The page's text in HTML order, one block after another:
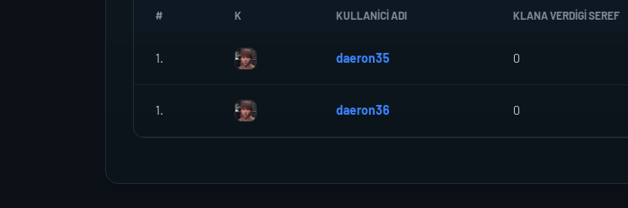
# K KULLANICI ADI KLANA VERDIGI SEREF
1. daeron35 0
1. daeron36 0